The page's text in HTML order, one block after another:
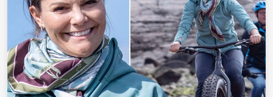
Danska kungahuset
Spanska kungahuset
Nederländska kungahuset
Belgiska kungahuset